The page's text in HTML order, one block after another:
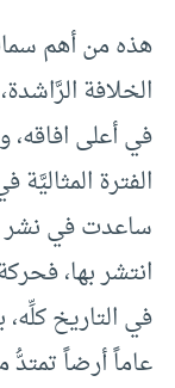
هذه من أهم
الخلافة
في أعلى
الفترة
ساعدت في نشر
انتشر بها،
في التاريخ
عاماً أرضاً تمتدُّ